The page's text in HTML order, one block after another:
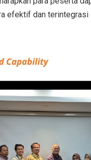
efektif dan terintegrasi